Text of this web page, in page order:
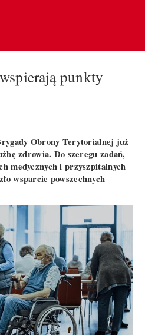
punkty
Obrony Terytorialnej już
zdrowia. Do szeregu zadań,
medycznych i przyszpitalnych
wsparcie powszechnych